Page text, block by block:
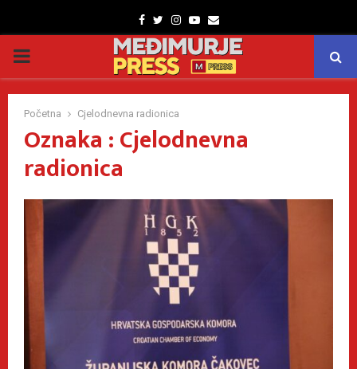
Facebook
TwitterInstagram
Youtube
Email
PRIMARY
MENU
Početna Cjelodnevna radionica
Oznaka : Cjelodnevna
radionica